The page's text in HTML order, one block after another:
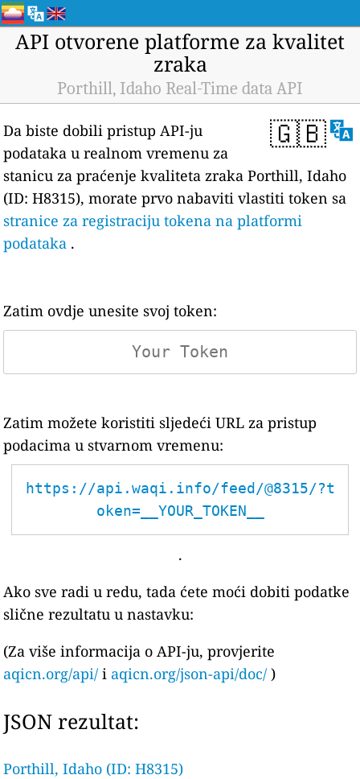
API otvorene platforme za kvalitet
zraka
Porthill, Idaho Real-Time data API
🇬🇧
Da biste dobili pristup API-ju
podataka u realnom vremenu za
stanicu za praćenje kvaliteta zraka Porthill, Idaho
(ID: H8315), morate prvo nabaviti vlastiti token sa
stranice za registraciju tokena na platformi
podataka .
Zatim ovdje unesite svoj token:
Zatim možete koristiti sljedeći URL za pristup
podacima u stvarnom vremenu:
https://api.waqi.info/feed/@8315/?t
oken=__YOUR_TOKEN__
.
Ako sve radi u redu, tada ćete moći dobiti podatke
slične rezultatu u nastavku:
(Za više informacija o API-ju, provjerite
aqicn.org/api/ i aqicn.org/json-api/doc/ )
JSON rezultat:
Porthill, Idaho (ID: H8315)